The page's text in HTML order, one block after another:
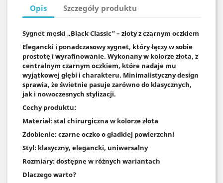
Opis Szczegóły produktu
Sygnet męski „Black Classic” – złoty z czarnym oczkiem
Elegancki i ponadczasowy sygnet, który łączy w sobie
prostotę i wyrafinowanie. Wykonany w kolorze złota, z
centralnym czarnym oczkiem, które nadaje mu
wyjątkowej głębi i charakteru. Minimalistyczny design
sprawia, że świetnie pasuje zarówno do klasycznych,
jak i nowoczesnych stylizacji.
Cechy produktu:
Materiał: stal chirurgiczna w kolorze złota
Zdobienie: czarne oczko o gładkiej powierzchni
Styl: klasyczny, elegancki, uniwersalny
Rozmiary: dostępne w różnych wariantach
Dlaczego warto?